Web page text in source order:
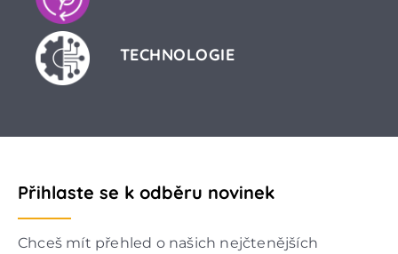
TECHNOLOGIE
Přihlaste se k odběru novinek
Chceš mít přehled o našich nejčtenějších